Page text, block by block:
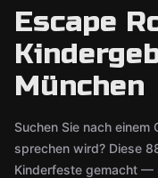
Escape
München
Suchen Sie nach
sprechen wird? Diese
Kinderfeste gemacht —